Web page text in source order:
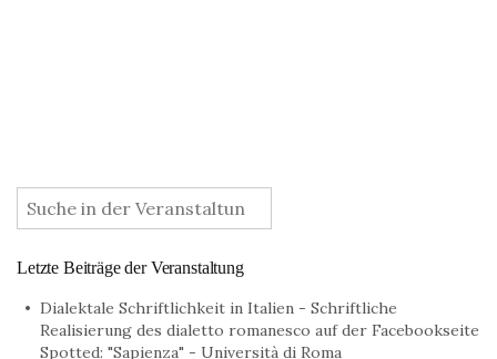
:
Letzte Beiträge der Veranstaltung
Dialektale Schriftlichkeit in Italien - Schriftliche
Realisierung des dialetto romanesco auf der Facebookseite
Spotted: "Sapienza" - Università di Roma